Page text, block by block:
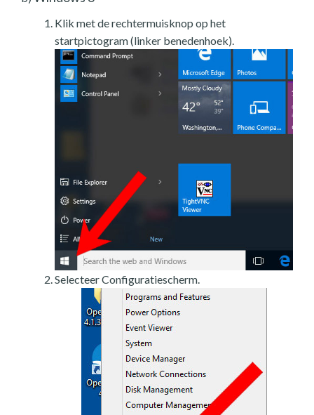
Klik met de rechtermuisknop op het
startpictogram (linker benedenhoek).
Selecteer Configuratiescherm.